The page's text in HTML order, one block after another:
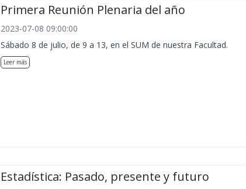
Primera Reunión Plenaria del año
2023-07-08 09:00:00
Sábado 8 de julio, de 9 a 13, en el SUM de nuestra Facultad.
Leer más
Estadística: Pasado, presente y futuro